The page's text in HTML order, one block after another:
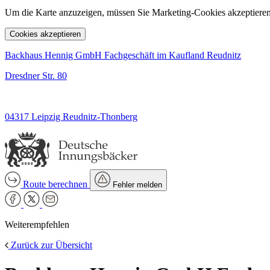
Um die Karte anzuzeigen, müssen Sie Marketing-Cookies
Cookies akzeptieren
Backhaus Hennig GmbH Fachgeschäft im Kaufland Reudnitz
Dresdner Str. 80
04317 Leipzig Reudnitz-Thonberg
Route berechnen Fehler melden
Weiterempfehlen
Zurück zur Übersicht